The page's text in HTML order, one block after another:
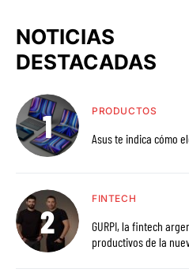
NOTICIAS
DESTACADAS
PRODUCTOS
Asus te indica cómo
FINTECH
GURPI, la fintech argentina, habilita el
productivos de la